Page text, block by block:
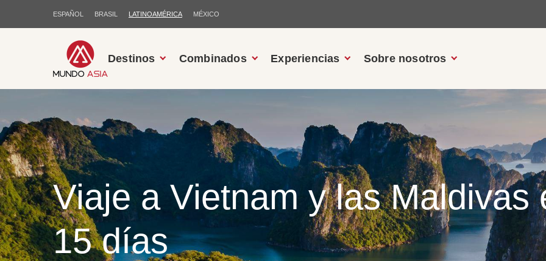
ESPAÑOL BRASIL LATINOAMÉRICA MÉXICO
Destinos Combinados Experiencias Sobre nosotros
Viaje a Vietnam y las Maldivas
15 días